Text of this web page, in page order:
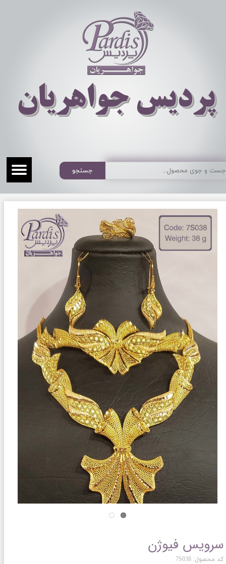
​​​​پردیس جواهریان
جستجو
سرویس فیوژن
کد محصول: 7S038